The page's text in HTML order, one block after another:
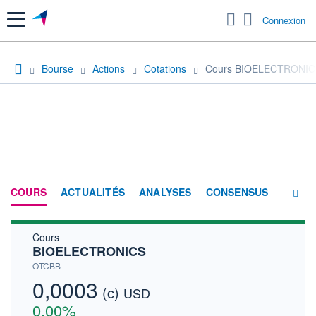
Menu Connexion
Bourse Actions Cotations Cours
COURS ACTUALITÉS ANALYSES CONSENSUS
Cours
BIOELECTRONICS
OTCBB
0,0003 (c) USD
0,00%